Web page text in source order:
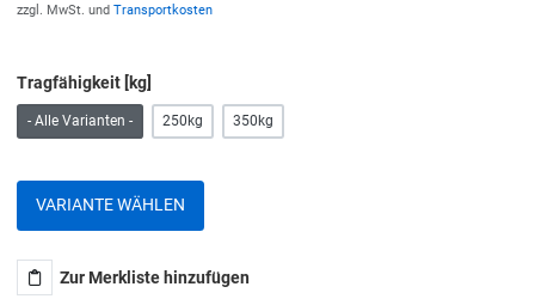
zzgl. MwSt. und Transportkosten
Tragfähigkeit [kg]
- Alle Varianten - 250kg 350kg
VARIANTE WÄHLEN
Zur Merkliste hinzufügen